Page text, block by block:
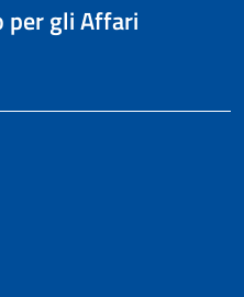
per gli Affari